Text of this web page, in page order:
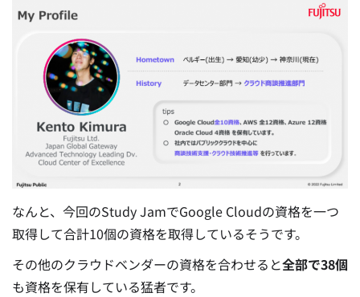
なんと、今回のStudy JamでGoogle Cloudの資格を一つ
取得して合計10個の資格を取得しているそうです。
その他のクラウドベンダーの資格を合わせると全部で38個
も資格を保有している猛者です。